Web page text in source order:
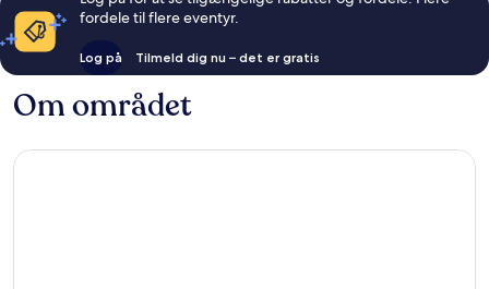
fordele til flere eventyr.
Log på Tilmeld dig nu – det er gratis
Om området